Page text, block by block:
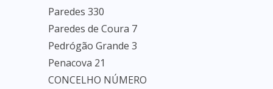
Paredes 330
Paredes de Coura 7
Pedrógão Grande 3
Penacova 21
CONCELHO NÚMERO